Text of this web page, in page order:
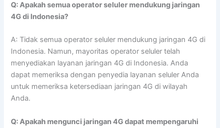
Q: Apakah semua operator seluler mendukung jaringan
4G di Indonesia?
A: Tidak semua operator seluler mendukung jaringan 4G di
Indonesia. Namun, mayoritas operator seluler telah
menyediakan layanan jaringan 4G di Indonesia. Anda
dapat memeriksa dengan penyedia layanan seluler Anda
untuk memeriksa ketersediaan jaringan 4G di wilayah
Anda.
Q: Apakah mengunci jaringan 4G dapat mempengaruhi